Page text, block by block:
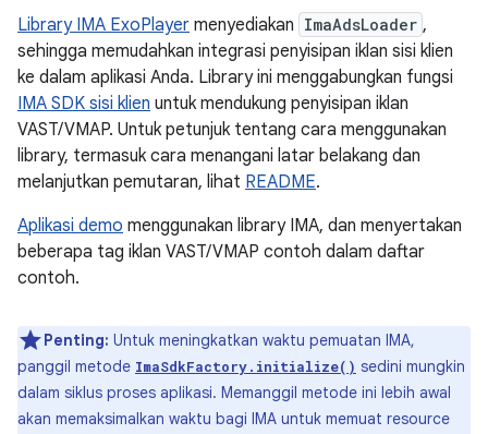
Library IMA ExoPlayer menyediakan ImaAdsLoader ,
sehingga memudahkan integrasi penyisipan iklan sisi klien
ke dalam aplikasi Anda. Library ini menggabungkan fungsi
IMA SDK sisi klien untuk mendukung penyisipan iklan
VAST/VMAP. Untuk petunjuk tentang cara menggunakan
library, termasuk cara menangani latar belakang dan
melanjutkan pemutaran, lihat README.
Aplikasi demo menggunakan library IMA, dan menyertakan
beberapa tag iklan VAST/VMAP contoh dalam daftar
contoh.
Penting: Untuk meningkatkan waktu pemuatan IMA,
panggil metode ImaSdkFactory.initialize() sedini mungkin
dalam siklus proses aplikasi. Memanggil metode ini lebih awal
akan memaksimalkan waktu bagi IMA untuk memuat resource